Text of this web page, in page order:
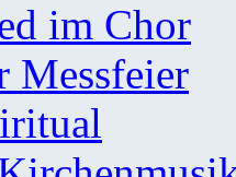
im Chor
Messfeier